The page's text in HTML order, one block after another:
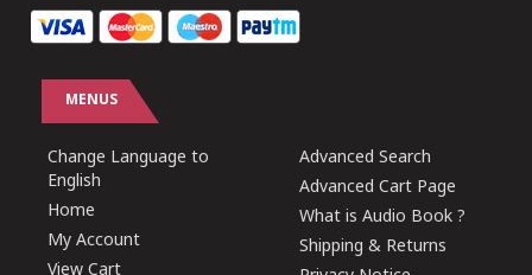
MENUS
Change Language to
English
Home
My Account
View Cart
Advanced Search
Advanced Cart Page
What is Audio Book ?
Shipping & Returns